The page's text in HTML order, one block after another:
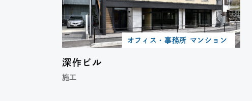
オフィス・事務所 マンション
深作ビル
施工